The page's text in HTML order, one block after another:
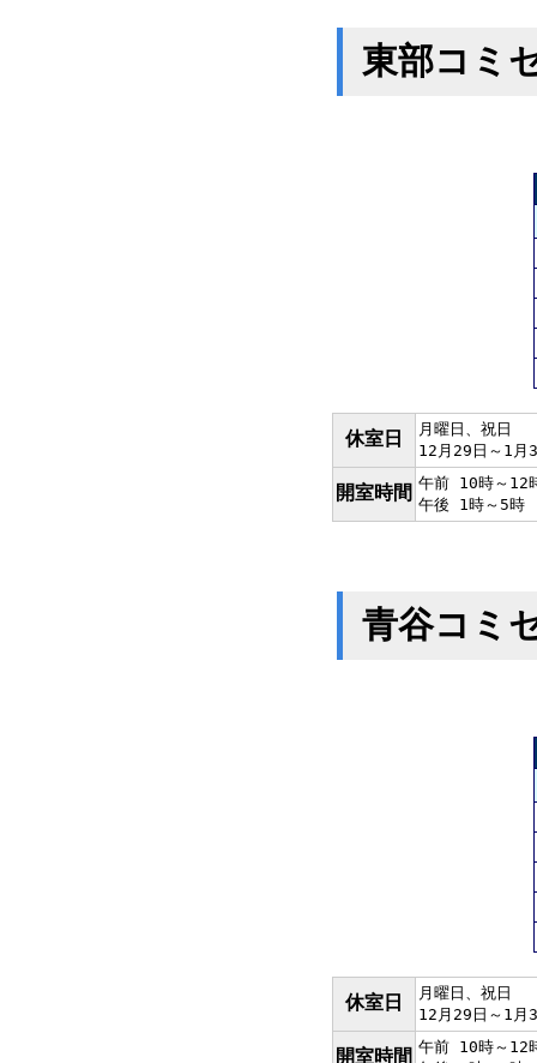
東部コミ
休室日
月曜日、祝日
12月29日～1月
開室時間 午前 10時～12
午後 1時～5時
青谷コミ
休室日
月曜日、祝日
12月29日～1月
開室時間 午前 10時～12